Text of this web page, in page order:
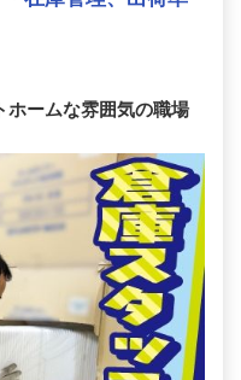
ホームな雰囲気の職場